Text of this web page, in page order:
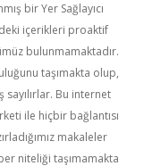
bir Yer Sağlayıcı
içerikleri proaktif
bulunmamaktadır.
taşımakta olup,
Bu internet
ile hiçbir bağlantısı
makaleler
niteliği taşımamakta